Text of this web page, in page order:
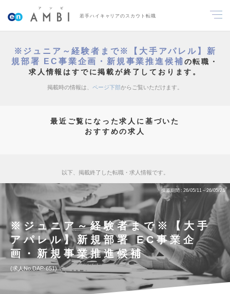
若手ハイキャリアのスカウト転職
※ジュニア～経験者まで※【大手アパレル】新
規部署 EC事業企画・新規事業推進候補の転職・
求人情報はすでに掲載が終了しております。
掲載時の情報は、 ページ下部からご覧いただけます。
最近ご覧になった求人に基づいた
おすすめの求人
以下、掲載終了した転職・求人情報です。
掲載期間 26/05/11～26/05/24
※ジュニア～経験者まで※【大手
アパレル】新規部署 EC事業企
画・新規事業推進候補
求人No.DAP-651